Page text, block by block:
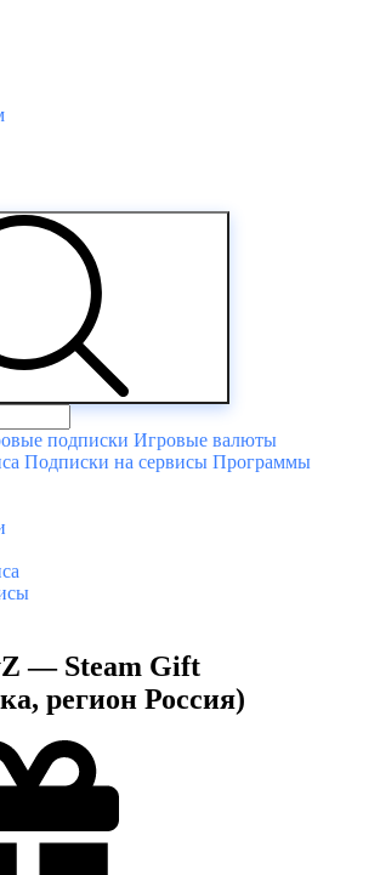
подписки Игровые валюты
Подписки на сервисы Программы
— Steam Gift
регион Россия)